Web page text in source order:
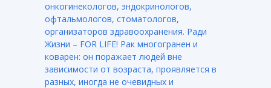
онкогинекологов, эндокринологов,
офтальмологов, стоматологов,
организаторов здравоохранения. Ради
Жизни – FOR LIFE! Рак многогранен и
коварен: он поражает людей вне
зависимости от возраста, проявляется в
разных, иногда не очевидных и